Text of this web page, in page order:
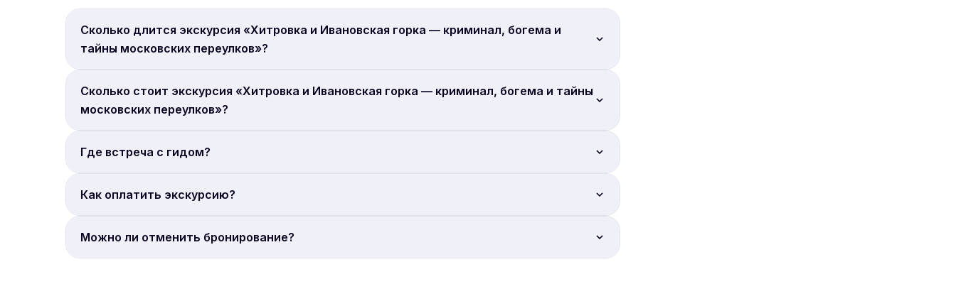
Сколько длится экскурсия «Хитровка и Ивановская горка — криминал, богема и
тайны московских переулков»?
Продолжительность: 2 часа.
Сколько стоит экскурсия «Хитровка и Ивановская горка — криминал, богема и тайны
московских переулков»?
Цена от 1 500 руб. с человека. Бронируйте онлайн.
Где встреча с гидом?
Место встречи: Церковь Всех Святых, что на Кулишках.
Как оплатить экскурсию?
Оплата гиду на месте. Бронирование на сайте Sputnik8.
Можно ли отменить бронирование?